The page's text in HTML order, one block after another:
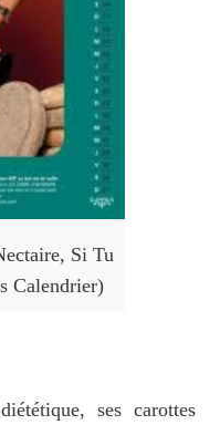
Si Tu
Calendrier)
ses carottes